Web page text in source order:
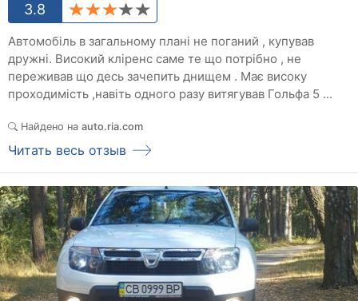
3.8
Автомобіль в загальному плані не поганий , купував
дружні. Високий кліренс саме те що потрібно , не
переживав що десь зачепить днищем . Має високу
проходимість ,навіть одного разу витягував Гольфа 5 ...
Найдено на auto.ria.com
Читать весь отзыв